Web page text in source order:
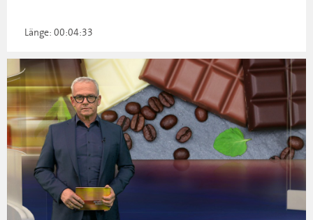
Länge: 00:04:33